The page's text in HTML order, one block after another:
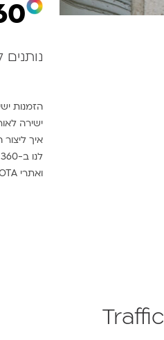
הזמנות
ישירה
איך
ואתרי OTA ומקורות חיצוניים לחיוב עמלות.
Traffic